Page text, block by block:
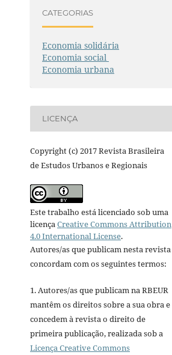
CATEGORIAS
Economia solidária
Economia social
Economia urbana
LICENÇA
Copyright (c) 2017 Revista Brasileira
de Estudos Urbanos e Regionais
Este trabalho está licenciado sob uma
licençaCreative Commons Attribution
4.0 International License.
Autores/as que publicam nesta revista
concordam com os seguintes termos:
1. Autores/as que publicam na RBEUR
mantêm os direitos sobre a sua obra e
concedem à revista o direito de
primeira publicação, realizada sob a
Licença Creative Commons